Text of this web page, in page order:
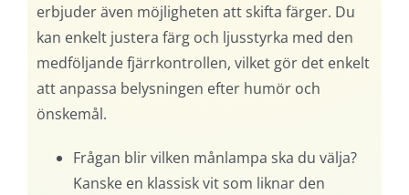
erbjuder även möjligheten att skifta färger. Du
kan enkelt justera färg och ljusstyrka med den
medföljande fjärrkontrollen, vilket gör det enkelt
att anpassa belysningen efter humör och
önskemål.
Frågan blir vilken månlampa ska du välja?
Kanske en klassisk vit som liknar den